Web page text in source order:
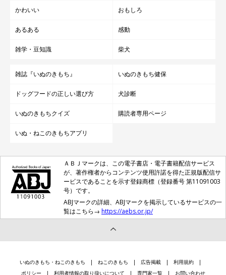
かわいい おもしろ
あるある 感動
雑学・豆知識 柴犬
雑誌『いぬのきもち』 いぬのきもち健保
ドッグフードの正しい選び方 犬診断
いぬのきもちクイズ 購読者専用ページ
いぬ・ねこのきもちアプリ
ＡＢＪマークは、この電子書店・電子書籍配信サービス
が、著作権者からコンテンツ使用許諾を得た正規版配信サ
ービスであることを示す登録商標（登録番号 第11091003
号）です。
ABJマークの詳細、ABJマークを掲示しているサービスの一
覧はこちら→ https://aebs.or.jp/
いぬのきもち・ねこのきもち ねこのきもち 広告掲載
利用規約
ポリシー
利用者情報の取り扱いについて 専門家一覧 お問い合わせ